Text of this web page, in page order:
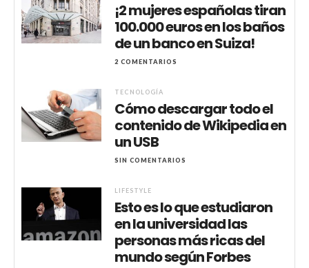
¡2 mujeres españolas tiran
100.000 euros en los baños
de un banco en Suiza!
2 COMENTARIOS
TECNOLOGÍA
Cómo descargar todo el
contenido de Wikipedia en
un USB
SIN COMENTARIOS
LIFESTYLE
Esto es lo que estudiaron
en la universidad las
personas más ricas del
mundo según Forbes